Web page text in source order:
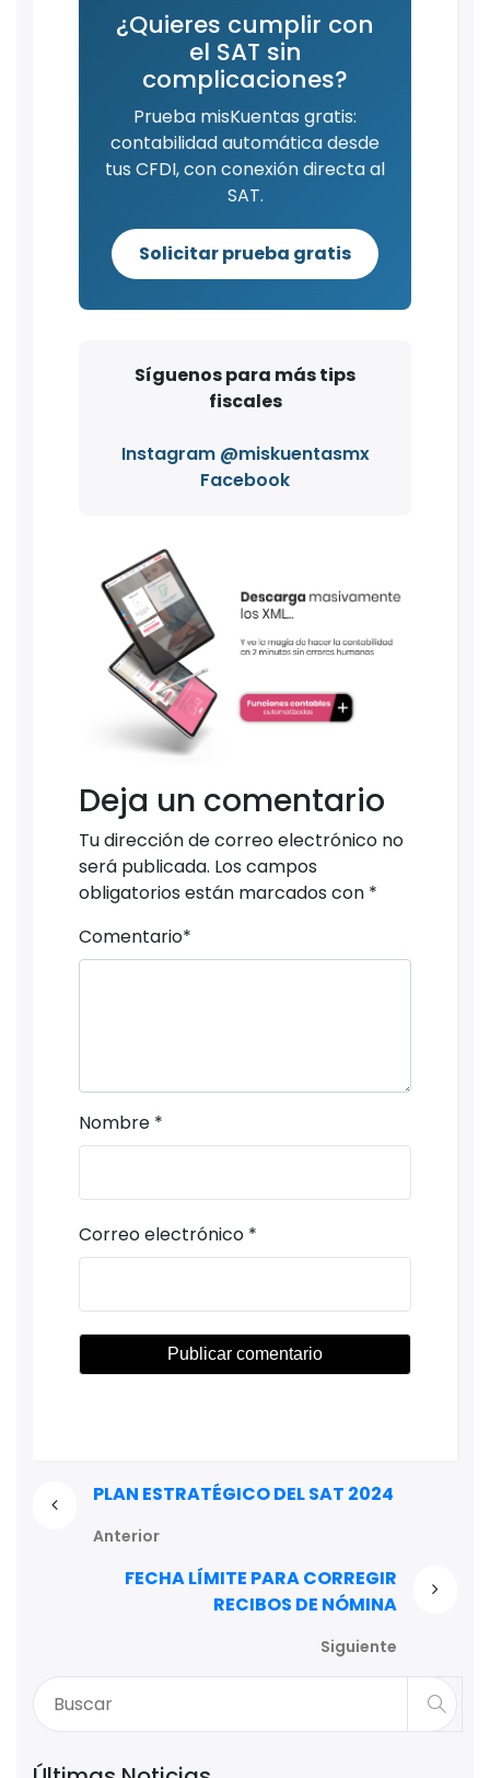
¿Quieres cumplir con
el SAT sin
complicaciones?
Prueba misKuentas gratis:
contabilidad automática desde
tus CFDI, con conexión directa al
SAT.
Solicitar prueba gratis
Síguenos para más tips
fiscales
Instagram @miskuentasmx
Facebook
Deja un comentario
Tu dirección de correo electrónico no
será publicada. Los campos
obligatorios están marcados con *
Comentario*
Nombre *
Correo electrónico *
PLAN ESTRATÉGICO DEL SAT 2024
Anterior
FECHA LÍMITE PARA CORREGIR
RECIBOS DE NÓMINA
Siguiente